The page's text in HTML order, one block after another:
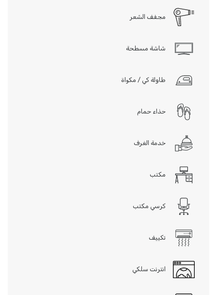
مجفف الشعر
شاشة مسطحة
طاولة كي / مكواة
حذاء حمام
خدمة الغرف
مكتب
كرسي مكتب
تكييف
انترنت سلكي